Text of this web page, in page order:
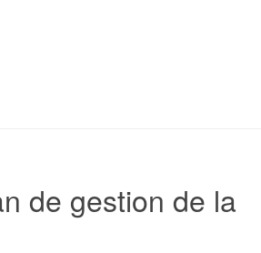
de gestion de la